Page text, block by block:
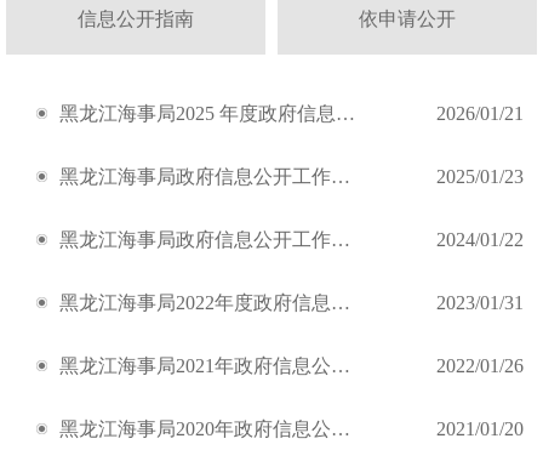
信息公开指南 依申请公开
2026/01/21
黑龙江海事局2025 年度政府信息公开工作年度报告
2025/01/23
黑龙江海事局政府信息公开工作年度报告（2024年度）
2024/01/22
黑龙江海事局政府信息公开工作年度报告（2023年度）
2023/01/31
黑龙江海事局2022年度政府信息公开工作年度报告
2022/01/26
黑龙江海事局2021年政府信息公开年度报告
2021/01/20
黑龙江海事局2020年政府信息公开年度报告